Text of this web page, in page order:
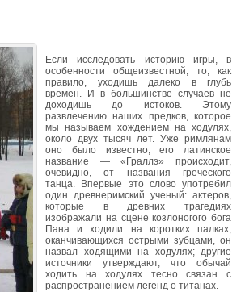
Если исследовать историю игры, в
особенности общеизвестной, то, как
правило, уходишь далеко в глубь
времен. И в большинстве случаев не
доходишь до истоков. Этому
развлечению наших предков, которое
мы называем хождением на ходулях,
около двух тысяч лет. Уже римлянам
оно было известно, его латинское
название — «Граллэ» происходит,
очевидно, от названия греческого
танца. Впервые это слово употребил
один древнеримский ученый: актеров,
которые в древних трагедиях
изображали на сцене козлоногого бога
Пана и ходили на коротких палках,
оканчивающихся острыми зубцами, он
назвал ходящими на ходулях; другие
источники утверждают, что обычай
ходить на ходулях тесно связан с
распространением легенд о титанах.